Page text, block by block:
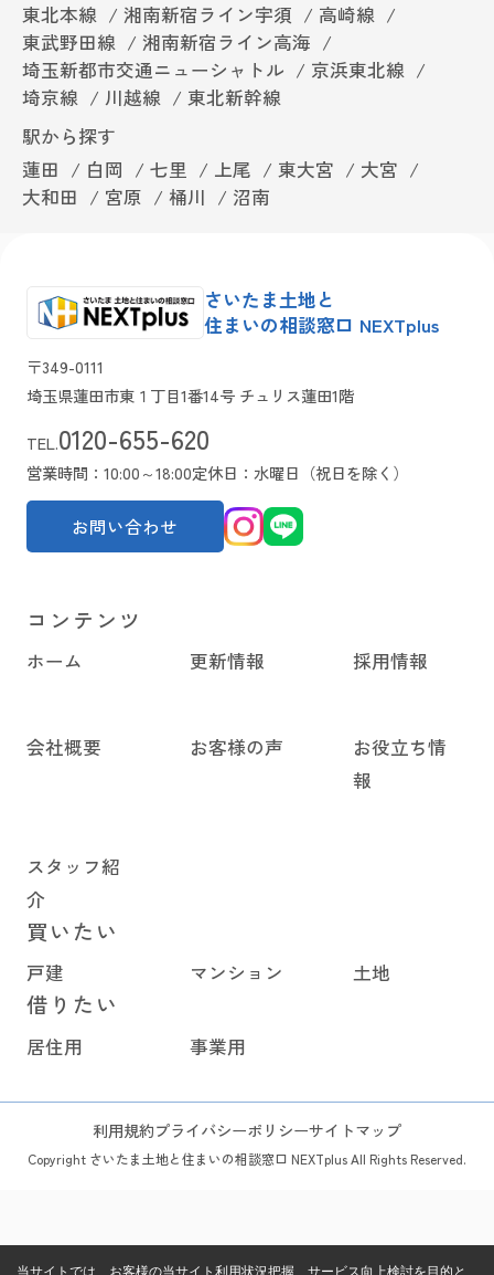
東北本線
湘南新宿ライン宇須
高崎線
東武野田線
湘南新宿ライン高海
埼玉新都市交通ニューシャトル
京浜東北線
埼京線
川越線
東北新幹線
駅から探す
蓮田
白岡 七里 上尾 東大宮
大宮
大和田
宮原 桶川 沼南
さいたま土地と
住まいの相談窓口 NEXTplus
〒349-0111
埼玉県蓮田市東１丁目1番14号 チュリス蓮田1階
TEL.0120-655-620
営業時間：10:00～18:00定休日：水曜日（祝日を除く）
お問い合わせ
コンテンツ
ホーム 更新情報 採用情報
会社概要 お客様の声
お役立ち情
報
スタッフ紹
介
買いたい
戸建 マンション 土地
借りたい
居住用 事業用
利用規約プライバシーポリシーサイトマップ
Copyright さいたま土地と住まいの相談窓口 NEXTplus All Rights Reserved.
当サイトでは、お客様の当サイト利用状況把握、サービス向上検討を目的と